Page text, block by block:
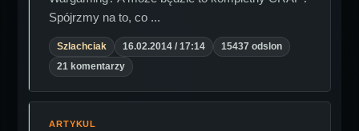
Spójrzmy na to, co ...
Szlachciak 16.02.2014 / 17:14
15437 odslon
21 komentarzy
ARTYKUL